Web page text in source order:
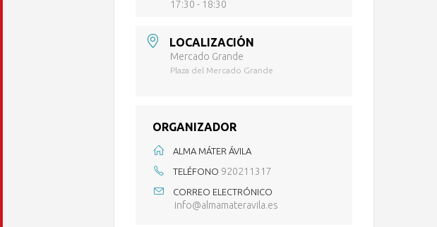
17:30 - 18:30
LOCALIZACIÓN
Mercado Grande
Plaza del Mercado Grande
ORGANIZADOR
ALMA MÁTER ÁVILA
TELÉFONO 920211317
CORREO ELECTRÓNICO
info@almamateravila.es